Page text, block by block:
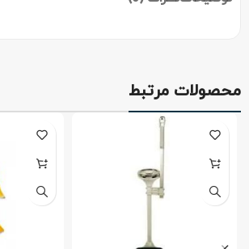
محصولات مرتبط